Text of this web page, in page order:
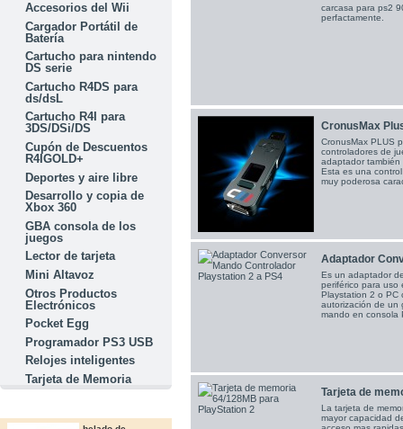
Accesorios del Wii
Cargador Portátil de
Batería
Cartucho para nintendo
DS serie
Cartucho R4DS para
ds/dsL
Cartucho R4I para
3DS/DSi/DS
Cupón de Descuentos
R4IGOLD+
Deportes y aire libre
Desarrollo y copia de
Xbox 360
GBA consola de los
juegos
Lector de tarjeta
Mini Altavoz
Otros Productos
Electrónicos
Pocket Egg
Programador PS3 USB
Relojes inteligentes
Tarjeta de Memoria
carcasa para ps2
perfactamente.
CronusMax
CronusMax PLUS
controladores de
adaptador también
Esta es una
muy poderosa
Adaptador
Es un adaptador
periférico para uso
Playstation 2 o PC
autorización de un
mando en consola
Tarjeta de
La tarjeta de
mayor capacidad